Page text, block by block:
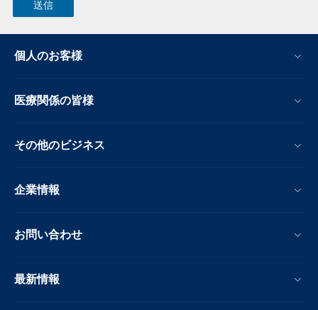
個人のお客様
医療関係の皆様
その他のビジネス
企業情報
お問い合わせ
最新情報